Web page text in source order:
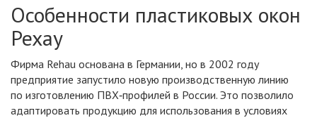
Особенности пластиковых окон
Рехау
Фирма Rehau основана в Германии, но в 2002 году
предприятие запустило новую производственную линию
по изготовлению ПВХ‑профилей в России. Это позволило
адаптировать продукцию для использования в условиях